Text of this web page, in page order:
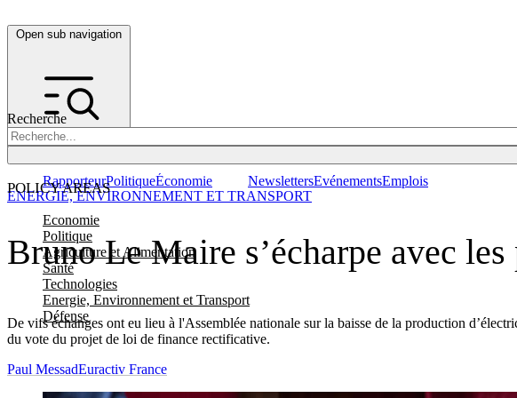
Open sub navigation
Recherche
POLICY AREAS
Economie
Politique
Agriculture et Alimentation
Santé
Technologies
Energie, Environnement et Transport
Défense
RapporteurPolitiqueÉconomie NewslettersEvénementsEmplois
Bruno Le Maire s’écharpe avec
De vifs échanges ont eu lieu à l'Assemblée nationale sur la baisse de la production
du vote du projet de loi de finance rectificative.
ENERGIE, ENVIRONNEMENT ET TRANSPORT
Paul MessadEuractiv France